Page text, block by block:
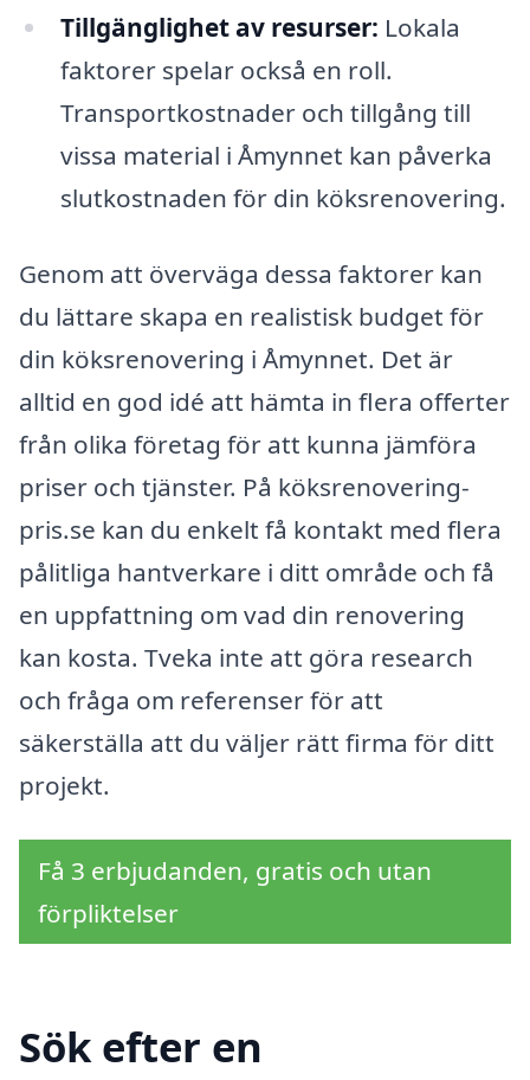
Tillgänglighet av resurser: Lokala
faktorer spelar också en roll.
Transportkostnader och tillgång till
vissa material i Åmynnet kan påverka
slutkostnaden för din köksrenovering.
Genom att överväga dessa faktorer kan
du lättare skapa en realistisk budget för
din köksrenovering i Åmynnet. Det är
alltid en god idé att hämta in flera offerter
från olika företag för att kunna jämföra
priser och tjänster. På köksrenovering-
pris.se kan du enkelt få kontakt med flera
pålitliga hantverkare i ditt område och få
en uppfattning om vad din renovering
kan kosta. Tveka inte att göra research
och fråga om referenser för att
säkerställa att du väljer rätt firma för ditt
projekt.
Få 3 erbjudanden, gratis och utan
förpliktelser
Sök efter en